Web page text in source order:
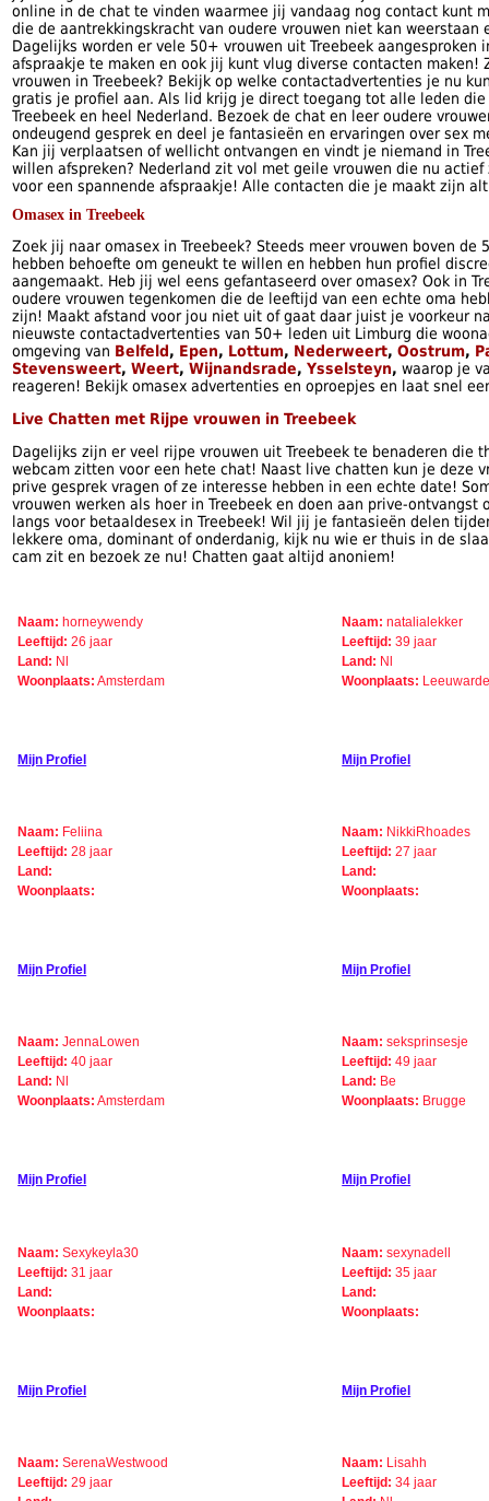
online in de chat te vinden waarmee jij vandaag nog contact kunt
die de aantrekkingskracht van oudere vrouwen niet kan weerstaan
Dagelijks worden er vele 50+ vrouwen uit Treebeek aangesproken
afspraakje te maken en ook jij kunt vlug diverse contacten maken!
vrouwen in Treebeek? Bekijk op welke contactadvertenties je nu
gratis je profiel aan. Als lid krijg je direct toegang tot alle leden
Treebeek en heel Nederland. Bezoek de chat en leer oudere
ondeugend gesprek en deel je fantasieën en ervaringen over sex
Kan jij verplaatsen of wellicht ontvangen en vindt je niemand in
willen afspreken? Nederland zit vol met geile vrouwen die nu actief
voor een spannende afspraakje! Alle contacten die je maakt zijn
Omasex in Treebeek
Zoek jij naar omasex in Treebeek? Steeds meer vrouwen boven de
hebben behoefte om geneukt te willen en hebben hun profiel
aangemaakt. Heb jij wel eens gefantaseerd over omasex? Ook in
oudere vrouwen tegenkomen die de leeftijd van een echte oma
zijn! Maakt afstand voor jou niet uit of gaat daar juist je voorkeur
nieuwste contactadvertenties van 50+ leden uit Limburg die
omgeving van Belfeld, Epen, Lottum, Nederweert, Oostrum,
Stevensweert, Weert, Wijnandsrade, Ysselsteyn, waarop je
reageren! Bekijk omasex advertenties en oproepjes en laat snel
Live Chatten met Rijpe vrouwen in Treebeek
Dagelijks zijn er veel rijpe vrouwen uit Treebeek te benaderen die
webcam zitten voor een hete chat! Naast live chatten kun je deze
prive gesprek vragen of ze interesse hebben in een echte date!
vrouwen werken als hoer in Treebeek en doen aan prive-ontvangst
langs voor betaaldesex in Treebeek! Wil jij je fantasieën delen
lekkere oma, dominant of onderdanig, kijk nu wie er thuis in de
cam zit en bezoek ze nu! Chatten gaat altijd anoniem!
Naam: horneywendy
Leeftijd: 26 jaar
Land: Nl
Woonplaats: Amsterdam
Mijn Profiel
Naam: natalialekker
Leeftijd: 39 jaar
Land: Nl
Woonplaats:
Mijn Profiel
Naam: Feliina
Leeftijd: 28 jaar
Land:
Woonplaats:
Mijn Profiel
Naam: NikkiRhoades
Leeftijd: 27 jaar
Land:
Woonplaats:
Mijn Profiel
Naam: JennaLowen
Leeftijd: 40 jaar
Land: Nl
Woonplaats: Amsterdam
Mijn Profiel
Naam: seksprinsesje
Leeftijd: 49 jaar
Land: Be
Woonplaats: Brugge
Mijn Profiel
Naam: Sexykeyla30
Leeftijd: 31 jaar
Land:
Woonplaats:
Mijn Profiel
Naam: sexynadell
Leeftijd: 35 jaar
Land:
Woonplaats:
Mijn Profiel
Naam: SerenaWestwood
Leeftijd: 29 jaar
Naam: Lisahh
Leeftijd: 34 jaar